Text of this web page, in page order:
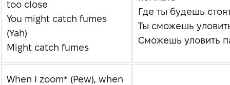
too close
You might catch fumes
(Yah)
Might catch fumes
Где ты будешь
Ты сможешь
Сможешь уловить
When I zoom* (Pew), when